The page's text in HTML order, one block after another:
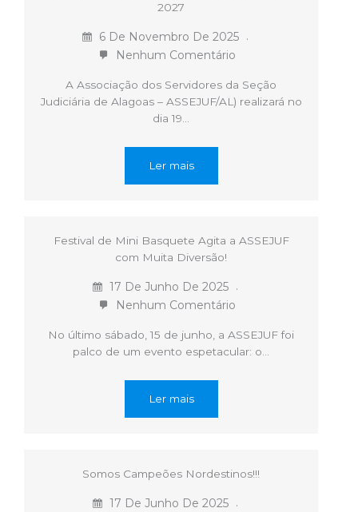
2027
6 De Novembro De 2025
Nenhum Comentário
A Associação dos Servidores da Seção
Judiciária de Alagoas – ASSEJUF/AL) realizará no
dia 19…
Ler mais
Festival de Mini Basquete Agita a ASSEJUF
com Muita Diversão!
17 De Junho De 2025
Nenhum Comentário
No último sábado, 15 de junho, a ASSEJUF foi
palco de um evento espetacular: o…
Ler mais
Somos Campeões Nordestinos!!!
17 De Junho De 2025